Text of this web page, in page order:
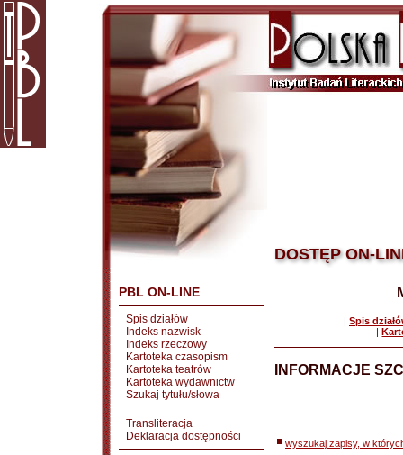
PBL ON-LINE
Spis działów
Indeks nazwisk
Indeks rzeczowy
Kartoteka czasopism
Kartoteka teatrów
Kartoteka wydawnictw
Szukaj tytułu/słowa
Transliteracja
Deklaracja dostępności
DOSTĘP ON-
| Spis
|
INFORMACJE
wyszukaj zapisy, w